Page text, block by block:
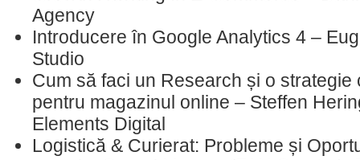
Agency
Introducere în Google Analytics 4 –
Studio
Cum să faci un Research și o strategie
pentru magazinul online – Steffen
Elements Digital
Logistică & Curierat: Probleme și